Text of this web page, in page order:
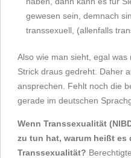
gewesen sein, demnach
transsexuell, (allenfalls
Also wie man sieht, egal
Strick draus gedreht. Daher
ansprechen. Fehlt noch die
gerade im deutschen
Wenn Transsexualität
zu tun hat, warum heißt es
Transsexualität?